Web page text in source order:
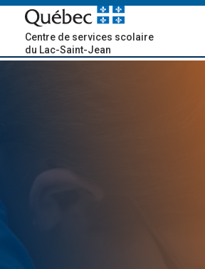
Centre de services scolaire
du Lac-Saint-Jean